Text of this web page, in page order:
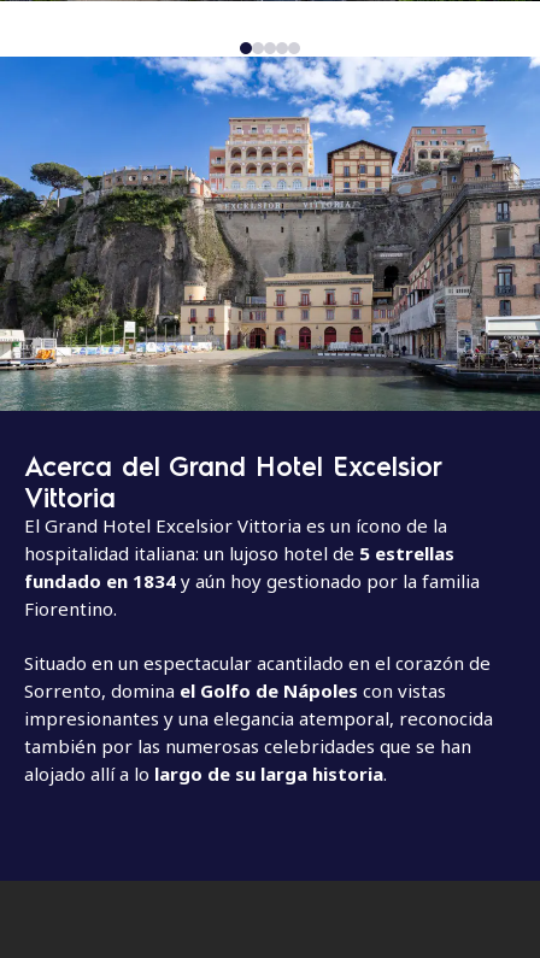
Acerca del Grand Hotel Excelsior
Vittoria
El Grand Hotel Excelsior Vittoria es un ícono de la
hospitalidad italiana: un lujoso hotel de 5 estrellas
fundado en 1834 y aún hoy gestionado por la familia
Fiorentino.
Situado en un espectacular acantilado en el corazón de
Sorrento, domina el Golfo de Nápoles con vistas
impresionantes y una elegancia atemporal, reconocida
también por las numerosas celebridades que se han
alojado allí a lo largo de su larga historia.